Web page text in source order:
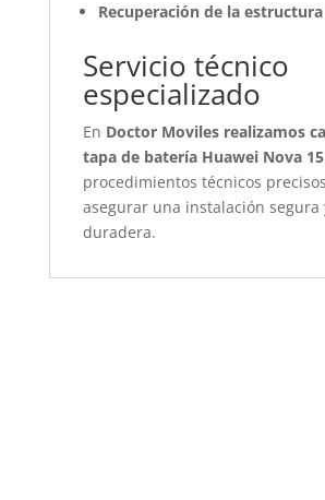
Recuperación de la
Servicio técnico
especializado
En Doctor Moviles realizamos
tapa de batería Huawei Nova 15
procedimientos técnicos
asegurar una instalación segura
duradera.